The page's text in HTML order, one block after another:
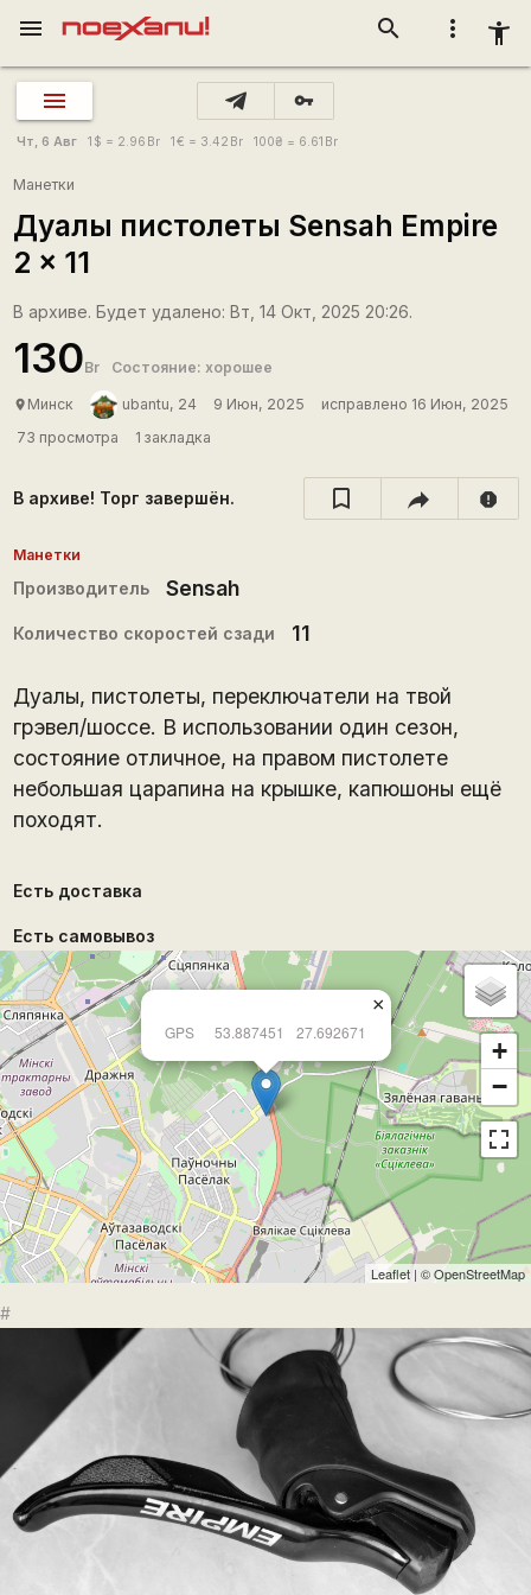
more_vert accessibility_new
search
menu
vpn_key
Чт, 6 Авг 1 $ = 2.96 Br 1€ = 3.42 Br 100₴ = 6.61 Br
Манетки
Дуалы пистолеты Sensah Empire
2 x 11
В архиве. Будет удалено: Вт, 14 Окт, 2025 20:26.
130Br Состояние: хорошее
place Минск ubantu, 24 9 Июн, 2025
исправлено 16 Июн, 2025
73 просмотра
1 закладка
В архиве! Торг завершён. report
Манетки
Производитель Sensah
Количество скоростей сзади 11
Дуалы, пистолеты, переключатели на твой
грэвел/шоссе. В использовании один сезон,
состояние отличное, на правом пистолете
небольшая царапина на крышке, капюшоны ещё
походят.
Есть доставка
Есть самовывоз
GPS 53.887451 27.692671
×
+
−
Leaflet | ©OpenStreetMap
#